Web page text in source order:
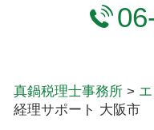
真鍋税理士事務所 >
経理サポート 大阪市